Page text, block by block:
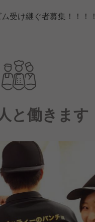
受け継ぐ者募集！！！！
と働きます